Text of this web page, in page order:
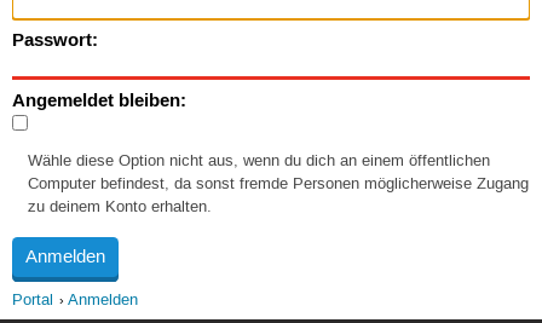
Passwort:
Angemeldet bleiben:
Wähle diese Option nicht aus, wenn du dich an einem öffentlichen
Computer befindest, da sonst fremde Personen möglicherweise Zugang
zu deinem Konto erhalten.
Portal Anmelden